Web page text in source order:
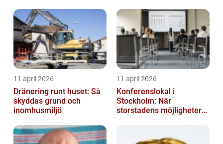
11 april 2026
Dränering runt huset: Så
skyddas grund och
inomhusmiljö
11 april 2026
Konferenslokal i
Stockholm: När
storstadens möjligheter